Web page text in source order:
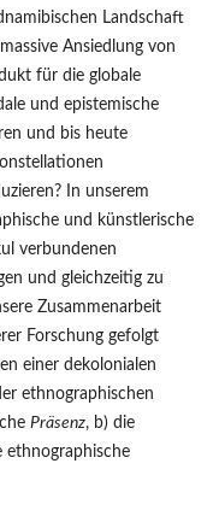
Landschaft
Ansiedlung von
für die globale
und epistemische
und bis heute
In unserem
und künstlerische
verbundenen
und gleichzeitig zu
Zusammenarbeit
Forschung gefolgt
einer dekolonialen
ethnographischen
Präsenz, b) die